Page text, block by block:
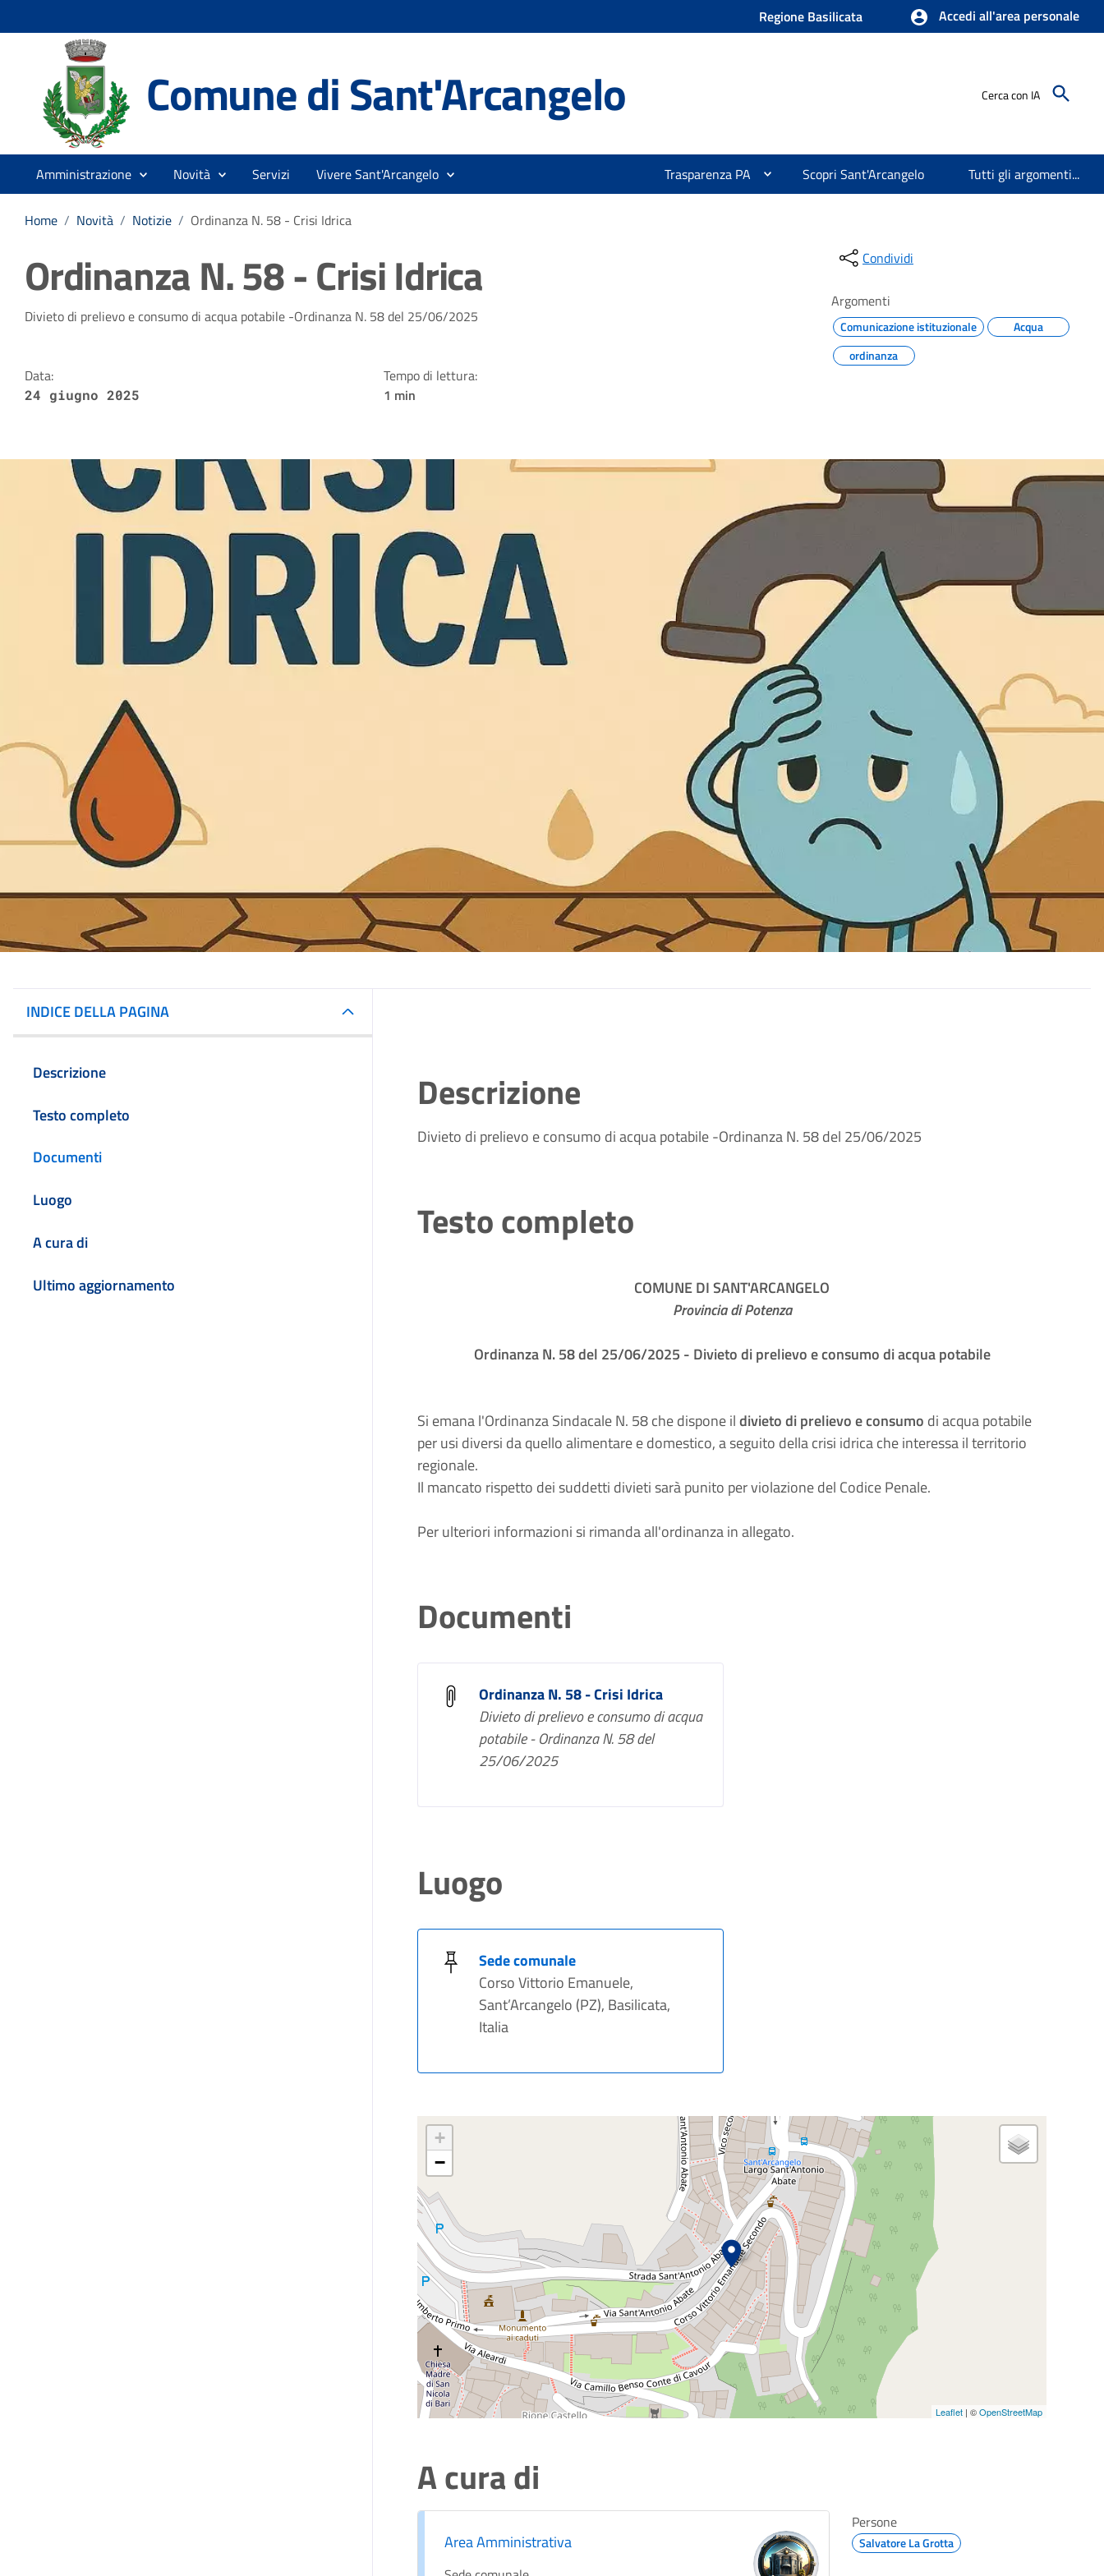
Regione Basilicata Accedi all'area personale
Comune di Sant'Arcangelo Cerca con IA
Amministrazione Novità Servizi Vivere Sant'Arcangelo Trasparenza PA Scopri Sant'Arcangelo Tutti gli argomenti...
Home / Novità / Notizie / Ordinanza N. 58 - Crisi Idrica
Ordinanza N. 58 - Crisi Idrica
Dettagli della notizia
Divieto di prelievo e consumo di acqua potabile -Ordinanza N. 58 del 25/06/2025
Data:
24 giugno 2025
Tempo di lettura:
1 min
Condividi
Argomenti
Comunicazione istituzionale
Acqua
ordinanza
INDICE DELLA PAGINA
Descrizione
Testo completo
Documenti
Luogo
A cura di
Ultimo aggiornamento
Descrizione
Divieto di prelievo e consumo di acqua potabile -Ordinanza N. 58 del 25/06/2025
Testo completo
COMUNE DI SANT'ARCANGELO
Provincia di Potenza
Ordinanza N. 58 del 25/06/2025 - Divieto di prelievo e consumo di acqua potabile
Si emana l'Ordinanza Sindacale N. 58 che dispone ildivieto di prelievo e consumo di acqua potabile
per usi diversi da quello alimentare e domestico, a seguito della crisi idrica che interessa il territorio
regionale.
Il mancato rispetto dei suddetti divieti sarà punito per violazione del Codice Penale.
Per ulteriori informazioni si rimanda all'ordinanza in allegato.
Documenti
Ordinanza N. 58 - Crisi Idrica
Divieto di prelievo e consumo di acqua
potabile - Ordinanza N. 58 del
25/06/2025
Luogo
Sede comunale
Corso Vittorio Emanuele,
Sant’Arcangelo (PZ), Basilicata,
Italia
+
−
Leaflet| ©OpenStreetMap
A cura di
Area Amministrativa
Persone
Salvatore La Grotta